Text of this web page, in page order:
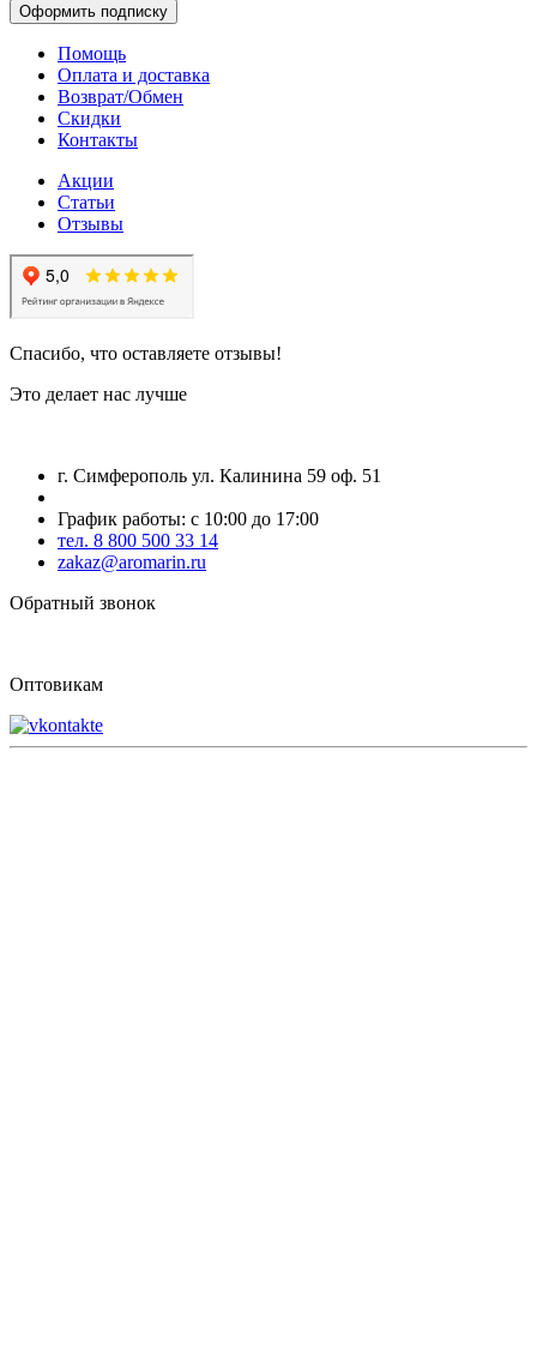
Оформить подписку
Помощь
Оплата и доставка
Возврат/Обмен
Скидки
Контакты
Акции
Статьи
Отзывы
Спасибо, что оставляете отзывы!
Это делает нас лучше
г. Симферополь ул. Калинина 59 оф. 51
График работы: с 10:00 до 17:00
тел. 8 800 500 33 14
zakaz@aromarin.ru
Обратный звонок
Оптовикам